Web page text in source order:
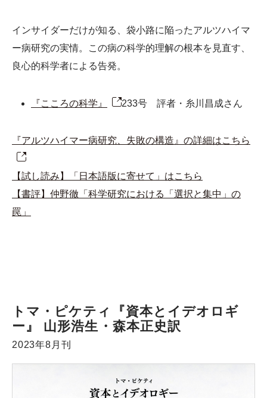
インサイダーだけが知る、袋小路に陥ったアルツハイマ
ー病研究の実情。この病の科学的理解の根本を見直す、
良心的科学者による告発。
『こころの科学』 233号 評者・糸川昌成さん
『アルツハイマー病研究、失敗の構造』の詳細はこちら
【試し読み】「日本語版に寄せて」はこちら
【書評】仲野徹「科学研究における「選択と集中」の
罠」
トマ・ピケティ『資本とイデオロギ
ー』 山形浩生・森本正史訳
2023年8月刊